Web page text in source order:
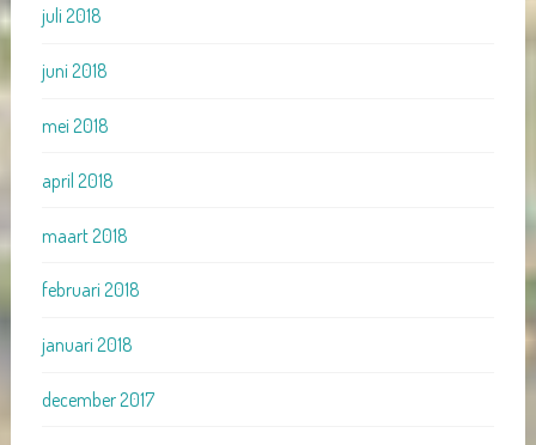
juli 2018
juni 2018
mei 2018
april 2018
maart 2018
februari 2018
januari 2018
december 2017